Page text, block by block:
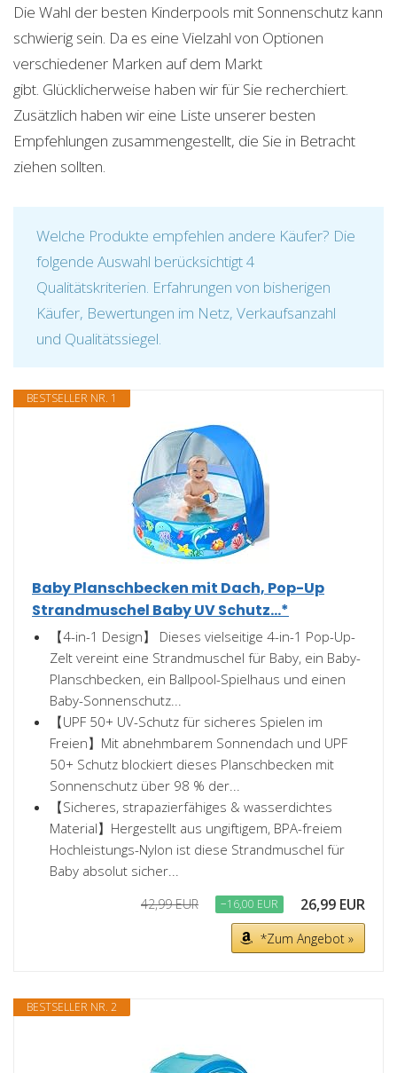
Die Wahl der besten Kinderpools mit Sonnenschutz kann
schwierig sein. Da es eine Vielzahl von Optionen
verschiedener Marken auf dem Markt
gibt. Glücklicherweise haben wir für Sie recherchiert.
Zusätzlich haben wir eine Liste unserer besten
Empfehlungen zusammengestellt, die Sie in Betracht
ziehen sollten.
Welche Produkte empfehlen andere Käufer? Die
folgende Auswahl berücksichtigt 4
Qualitätskriterien. Erfahrungen von bisherigen
Käufer, Bewertungen im Netz, Verkaufsanzahl
und Qualitätssiegel.
BESTSELLER NR. 1
Baby Planschbecken mit Dach, Pop-Up
Strandmuschel Baby UV Schutz...*
【4-in-1 Design】 Dieses vielseitige 4-in-1 Pop-Up-
Zelt vereint eine Strandmuschel für Baby, ein Baby-
Planschbecken, ein Ballpool-Spielhaus und einen
Baby-Sonnenschutz...
【UPF 50+ UV-Schutz für sicheres Spielen im
Freien】Mit abnehmbarem Sonnendach und UPF
50+ Schutz blockiert dieses Planschbecken mit
Sonnenschutz über 98 % der...
【Sicheres, strapazierfähiges & wasserdichtes
Material】Hergestellt aus ungiftigem, BPA-freiem
Hochleistungs-Nylon ist diese Strandmuschel für
Baby absolut sicher...
42,99 EUR −16,00 EUR 26,99 EUR
*Zum Angebot »
BESTSELLER NR. 2